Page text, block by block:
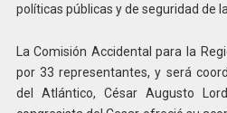
políticas públicas y de seguridad de
La Comisión Accidental para la
por 33 representantes, y será
del Atlántico, César Augusto